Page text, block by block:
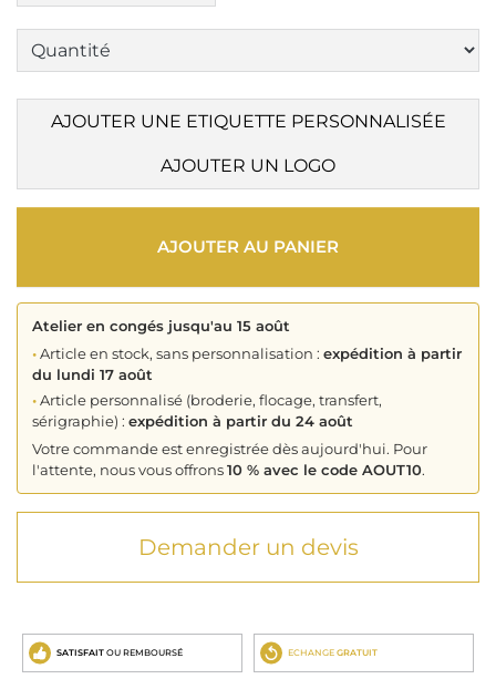
AJOUTER UNE ETIQUETTE PERSONNALISÉE
AJOUTER UN LOGO
AJOUTER AU PANIER
Atelier en congés jusqu'au 15 août
•Article en stock, sans personnalisation : expédition à partir
du lundi 17 août
•Article personnalisé (broderie, flocage, transfert,
sérigraphie) : expédition à partir du 24 août
Votre commande est enregistrée dès aujourd'hui. Pour
l'attente, nous vous offrons10 % avec le code AOUT10.
Demander un devis
SATISFAIT OU REMBOURSÉ ECHANGE GRATUIT